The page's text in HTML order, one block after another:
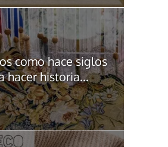
como hace siglos
hacer historia...